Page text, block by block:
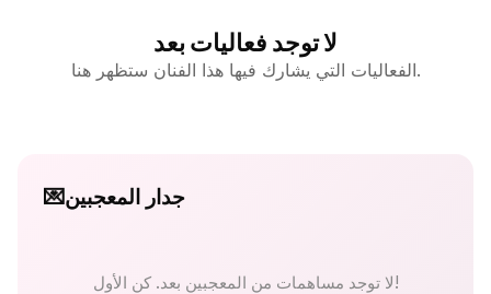
لا توجد فعاليات بعد
الفعاليات التي يشارك فيها هذا الفنان ستظهر هنا.
💌جدار المعجبين
لا توجد مساهمات من المعجبين بعد. كن الأول!